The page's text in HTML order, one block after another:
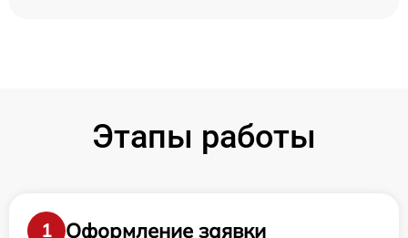
Этапы работы
1
Оформление заявки